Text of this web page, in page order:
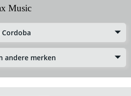
Music
andere merken